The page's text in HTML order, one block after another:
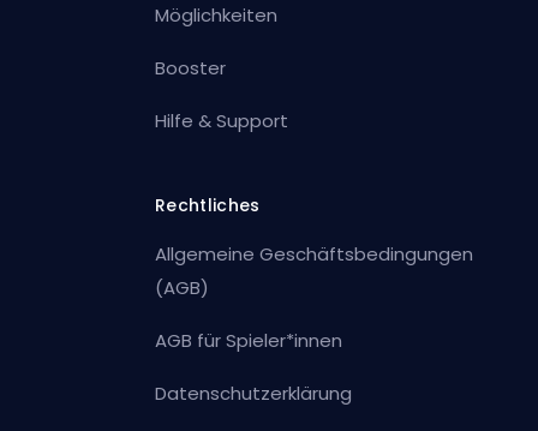
Möglichkeiten
Booster
Hilfe & Support
Rechtliches
Allgemeine Geschäftsbedingungen
(AGB)
AGB für Spieler*innen
Datenschutzerklärung